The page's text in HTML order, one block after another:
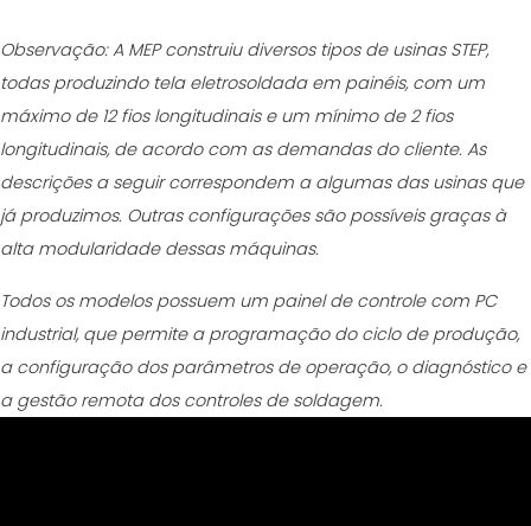
Observação: A MEP construiu diversos tipos de usinas STEP,
todas produzindo tela eletrosoldada em painéis, com um
máximo de 12 fios longitudinais e um mínimo de 2 fios
longitudinais, de acordo com as demandas do cliente. As
descrições a seguir correspondem a algumas das usinas que
já produzimos. Outras configurações são possíveis graças à
alta modularidade dessas máquinas.
Todos os modelos possuem um painel de controle com PC
industrial, que permite a programação do ciclo de produção,
a configuração dos parâmetros de operação, o diagnóstico e
a gestão remota dos controles de soldagem.